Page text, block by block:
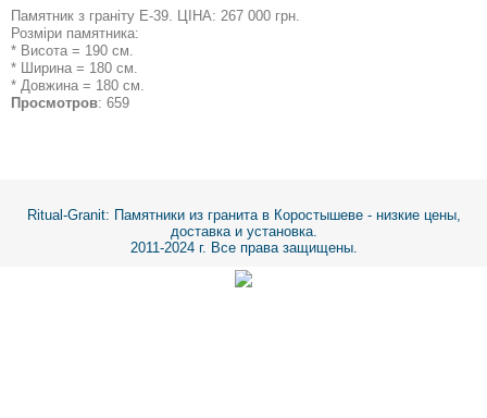
Памятник з граніту Е-39. ЦІНА: 267 000 грн.
Розміри памятника:
* Висота = 190 см.
* Ширина = 180 см.
* Довжина = 180 см.
Просмотров: 659
Ritual-Granit: Памятники из гранита в Коростышеве - низкие цены,
доставка и установка.
2011-2024 г. Все права защищены.